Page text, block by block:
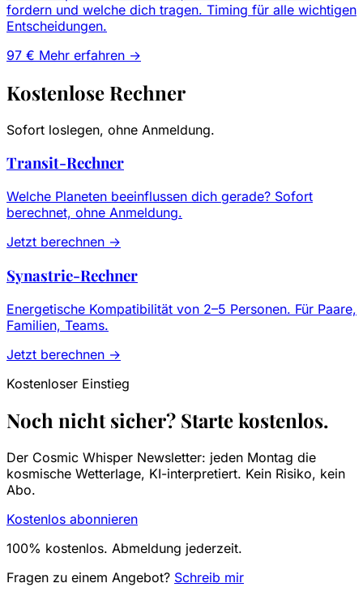
fordern und welche dich tragen. Timing für alle wichtigen
Entscheidungen.
97 € Mehr erfahren →
Kostenlose Rechner
Sofort loslegen, ohne Anmeldung.
Transit-Rechner
Welche Planeten beeinflussen dich gerade? Sofort
berechnet, ohne Anmeldung.
Jetzt berechnen →
Synastrie-Rechner
Energetische Kompatibilität von 2–5 Personen. Für Paare,
Familien, Teams.
Jetzt berechnen →
Kostenloser Einstieg
Noch nicht sicher? Starte kostenlos.
Der Cosmic Whisper Newsletter: jeden Montag die
kosmische Wetterlage, KI-interpretiert. Kein Risiko, kein
Abo.
Kostenlos abonnieren
100% kostenlos. Abmeldung jederzeit.
Fragen zu einem Angebot? Schreib mir